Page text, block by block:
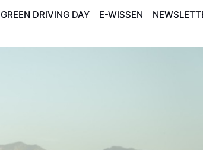
GREEN DRIVING DAY E-WISSEN